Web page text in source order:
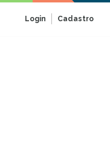
Login Cadastro